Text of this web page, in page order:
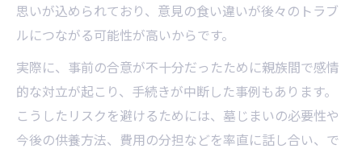
思いが込められており、意見の食い違いが後々のトラブ
ルにつながる可能性が高いからです。
実際に、事前の合意が不十分だったために親族間で感情
的な対立が起こり、手続きが中断した事例もあります。
こうしたリスクを避けるためには、墓じまいの必要性や
今後の供養方法、費用の分担などを率直に話し合い、で